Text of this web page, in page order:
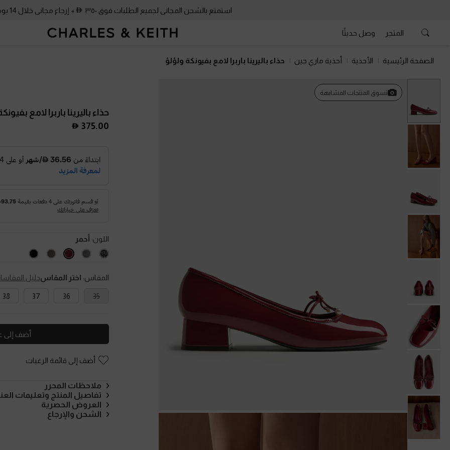
استمتع بالشحن المجاني لجميع الطلبات فوق ٣٥٠ + إرجاع مجاني خلال 14 يومًا!
المتجر وصل حديثًا
الصفحة الرئيسية الأحذية أحذية ماري جين حذاء باليرينا باربرا لامع بفيونكة ولؤلؤ
تسوق المنتجات المشابهة
حذاء باليرينا باربرا لامع
375.00
اللون: أحمر
المقاس: اختر المقاسدليل
35
36
37
38
أضف إلى
أضف إلى قائمة الرغبات
ملاحظات المحرر
تفاصيل المنتج وتعليمات
العروض الحصرية
الشحن والإرجاع